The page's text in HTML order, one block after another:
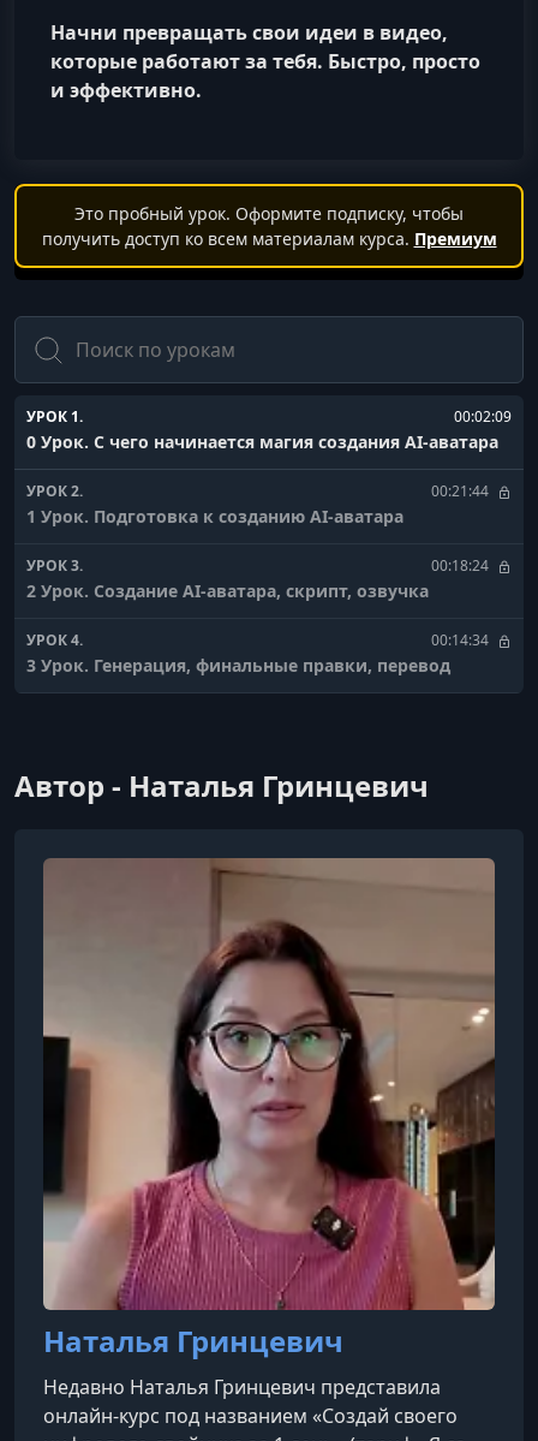
Начни превращать свои идеи в видео,
которые работают за тебя. Быстро, просто
и эффективно.
Это пробный урок. Оформите подписку, чтобы
получить доступ ко всем материалам курса. Премиум
Поиск
УРОК 1. 00:02:09
0 Урок. С чего начинается магия создания АI-аватара
УРОК 2. 00:21:44
1 Урок. Подготовка к созданию АI-аватара
УРОК 3. 00:18:24
2 Урок. Создание АI-аватара, скрипт, озвучка
УРОК 4. 00:14:34
3 Урок. Генерация, финальные правки, перевод
Автор - Наталья Гринцевич
Наталья Гринцевич
Недавно Наталья Гринцевич представила
онлайн-курс под названием «Создай своего